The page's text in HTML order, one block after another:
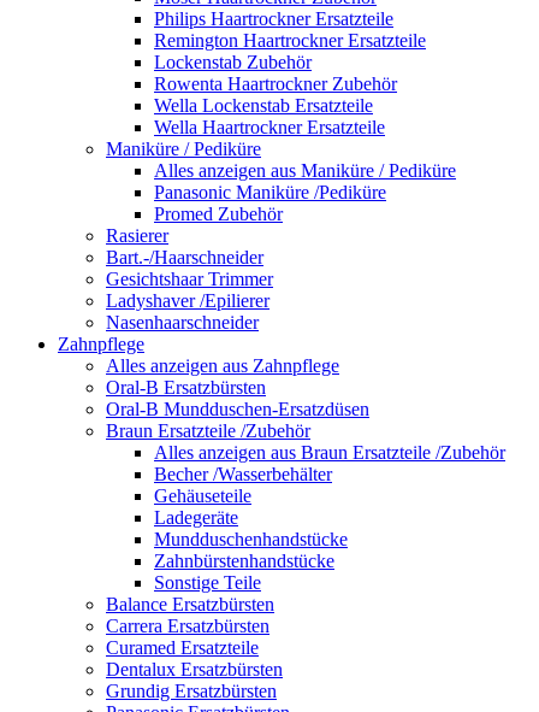
Philips Haartrockner Ersatzteile
Remington Haartrockner Ersatzteile
Lockenstab Zubehör
Rowenta Haartrockner Zubehör
Wella Lockenstab Ersatzteile
Wella Haartrockner Ersatzteile
Maniküre / Pediküre
Alles anzeigen aus Maniküre / Pediküre
Panasonic Maniküre /Pediküre
Promed Zubehör
Rasierer
Bart.-/Haarschneider
Gesichtshaar Trimmer
Ladyshaver /Epilierer
Nasenhaarschneider
Zahnpflege
Alles anzeigen aus Zahnpflege
Oral-B Ersatzbürsten
Oral-B Mundduschen-Ersatzdüsen
Braun Ersatzteile /Zubehör
Alles anzeigen aus Braun Ersatzteile /Zubehör
Becher /Wasserbehälter
Gehäuseteile
Ladegeräte
Mundduschenhandstücke
Zahnbürstenhandstücke
Sonstige Teile
Balance Ersatzbürsten
Carrera Ersatzbürsten
Curamed Ersatzteile
Dentalux Ersatzbürsten
Grundig Ersatzbürsten